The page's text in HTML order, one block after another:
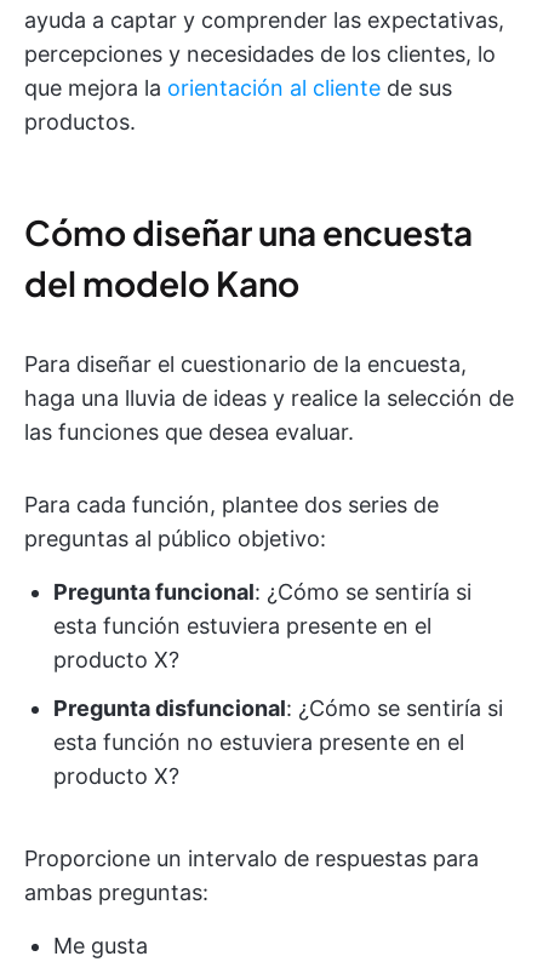
ayuda a captar y comprender las expectativas,
percepciones y necesidades de los clientes, lo
que mejora la orientación al cliente de sus
productos.
Cómo diseñar una encuesta
del modelo Kano
Para diseñar el cuestionario de la encuesta,
haga una lluvia de ideas y realice la selección de
las funciones que desea evaluar.
Para cada función, plantee dos series de
preguntas al público objetivo:
Pregunta funcional: ¿Cómo se sentiría si
esta función estuviera presente en el
producto X?
Pregunta disfuncional: ¿Cómo se sentiría si
esta función no estuviera presente en el
producto X?
Proporcione un intervalo de respuestas para
ambas preguntas:
Me gusta